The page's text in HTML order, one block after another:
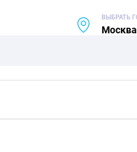
ВЫБРАТЬ
Москва